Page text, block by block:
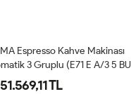
Espresso Kahve Makinası
3 Gruplu (E71 E A/3 5
TL